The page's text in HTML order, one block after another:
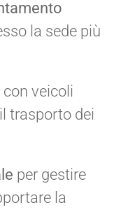
la sede più
con veicoli
trasporto dei
per gestire
la